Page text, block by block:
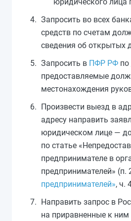
Запросить во всех
средств по счетам
сведения об открытых
Запросить в ПФР РФ
предоставляемые
местонахождения
Произвести выезд в
адресу направить
юридическом лице —
по статье
предпринимателе в
предпринимателей» (п.
предпринимателей», ч.
Направить запрос в
на приравненные к ним